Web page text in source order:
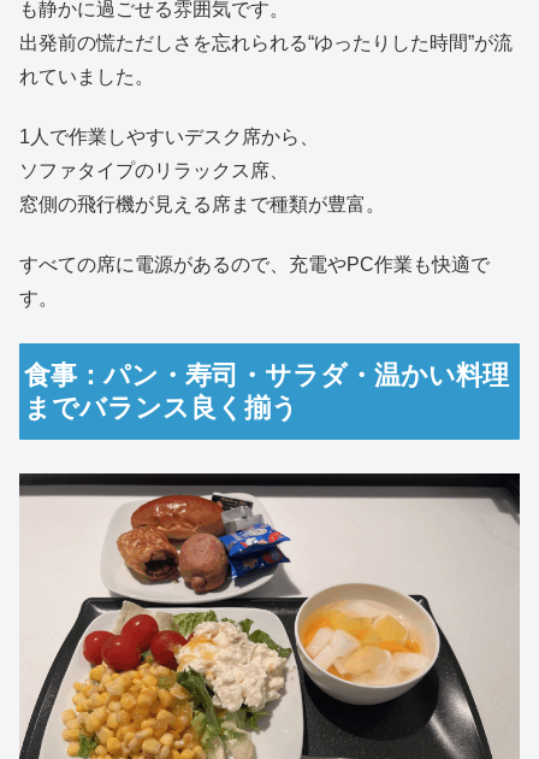
も静かに過ごせる雰囲気です。
出発前の慌ただしさを忘れられる“ゆったりした時間”が流
れていました。
1人で作業しやすいデスク席から、
ソファタイプのリラックス席、
窓側の飛行機が見える席まで種類が豊富。
すべての席に電源があるので、充電やPC作業も快適で
す。
食事：パン・寿司・サラダ・温かい料理
までバランス良く揃う